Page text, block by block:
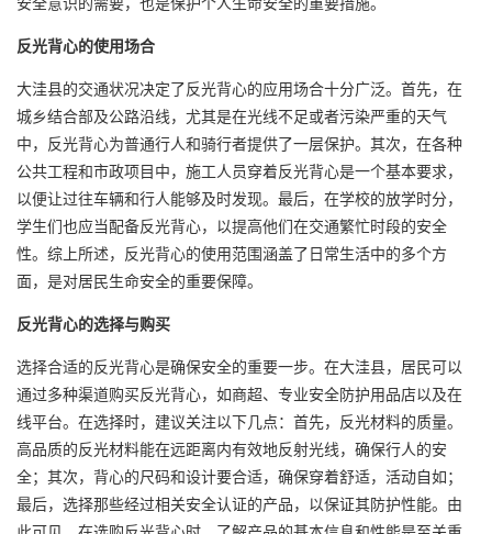
反光背心的使用场合
大洼县的交通状况决定了反光背心的应用场合十分广泛。首先，在
城乡结合部及公路沿线，尤其是在光线不足或者污染严重的天气
中，反光背心为普通行人和骑行者提供了一层保护。其次，在各种
公共工程和市政项目中，施工人员穿着反光背心是一个基本要求，
以便让过往车辆和行人能够及时发现。最后，在学校的放学时分，
学生们也应当配备反光背心，以提高他们在交通繁忙时段的安全
性。综上所述，反光背心的使用范围涵盖了日常生活中的多个方
面，是对居民生命安全的重要保障。
反光背心的选择与购买
选择合适的反光背心是确保安全的重要一步。在大洼县，居民可以
通过多种渠道购买反光背心，如商超、专业安全防护用品店以及在
线平台。在选择时，建议关注以下几点：首先，反光材料的质量。
高品质的反光材料能在远距离内有效地反射光线，确保行人的安
全；其次，背心的尺码和设计要合适，确保穿着舒适，活动自如；
最后，选择那些经过相关安全认证的产品，以保证其防护性能。由